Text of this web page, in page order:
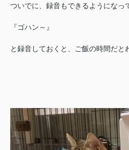
ついでに、録音もできるようになっ
『ゴハン～』
と録音しておくと、ご飯の時間だと